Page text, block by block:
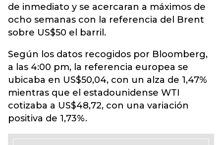
de inmediato y se acercaran a máximos de
ocho semanas con la referencia del Brent
sobre US$50 el barril.
Según los datos recogidos por Bloomberg,
a las 4:00 pm, la referencia europea se
ubicaba en US$50,04, con un alza de 1,47%
mientras que el estadounidense WTI
cotizaba a US$48,72, con una variación
positiva de 1,73%.